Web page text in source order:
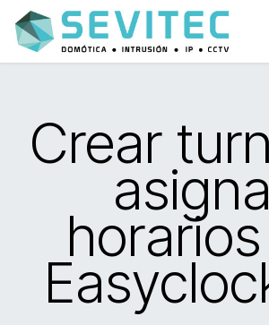
Ir al contenido
Crear